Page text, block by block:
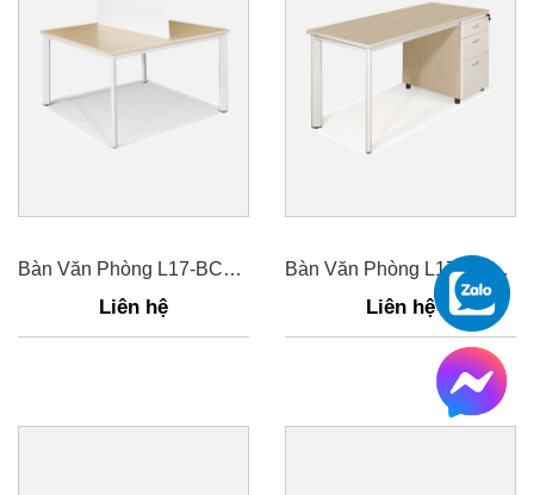
Bàn Văn Phòng L17-BCO12-2
Liên hệ
Bàn Văn Phòng L17-BCO12-H5
Liên hệ